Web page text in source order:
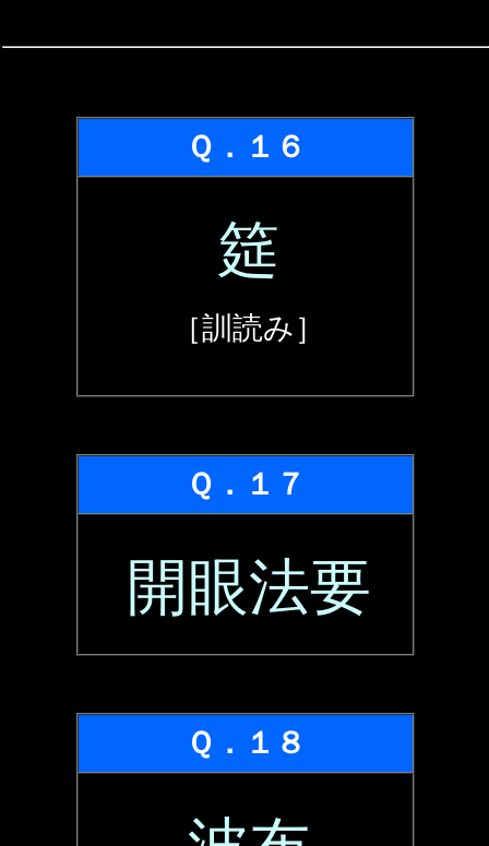
Ｑ．１６
筵
［訓読み］
Ｑ．１７
開眼法要
Ｑ．１８